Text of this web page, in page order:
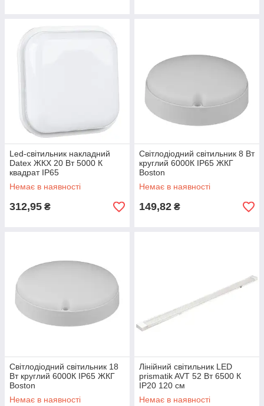
Led-світильник накладний
Datex ЖКХ 20 Вт 5000 К
квадрат IP65
Немає в наявності
312,95 ₴
Світлодіодний світильник 8 Вт
круглий 6000К IP65 ЖКГ
Boston
Немає в наявності
149,82 ₴
Світлодіодний світильник 18
Вт круглий 6000К IP65 ЖКГ
Boston
Немає в наявності
Лінійний світильник LED
prismatik AVT 52 Вт 6500 К
IP20 120 см
Немає в наявності